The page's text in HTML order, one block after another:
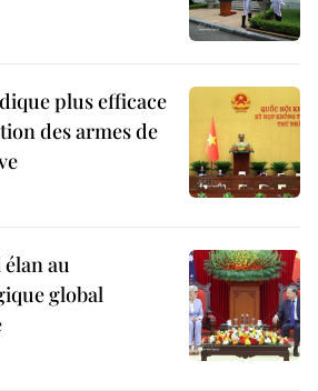
plus efficace
des armes de
au
global